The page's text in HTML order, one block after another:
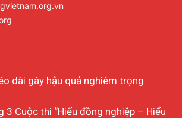
dài gây hậu quả nghiêm trọng
3 Cuộc thi “Hiểu đồng nghiệp – Hiểu